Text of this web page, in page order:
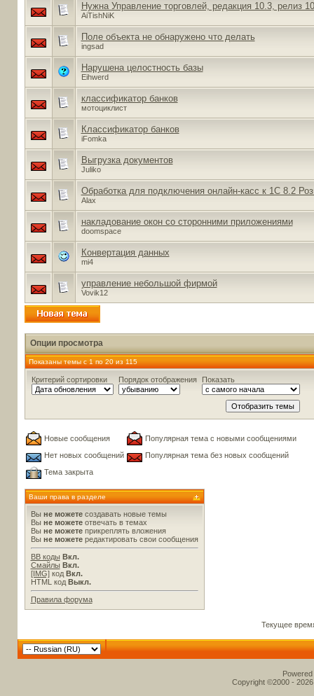
Нужна Управление торговлей, редакция 10.3, релиз
AiTishNiK
Поле объекта не обнаружено что делать
ingsad
Нарушена целостность базы
Eihwerd
классификатор банков
мотоциклист
Классификатор банков
iFomka
Выгрузка документов
Juliko
Обработка для подключения онлайн-касс к 1С 8.2
Alax
накладование окон со сторонними приложениями
doomspace
Конвертация данных
mi4
управление небольшой фирмой
Vovik12
Опции просмотра
Показаны темы с 1 по 20 из 115
Критерий сортировки Порядок отображения Показать
Новые сообщения
Популярная тема с новыми сообщениями
Нет новых сообщений
Популярная тема без новых сообщений
Тема закрыта
Ваши права в разделе
Вы не можетесоздавать новые темы
Вы не можетеотвечать в темах
Вы не можетеприкреплять вложения
Вы не можетередактировать свои сообщения
BB коды Вкл.
Смайлы Вкл.
[IMG]код Вкл.
HTML код Выкл.
Правила форума
Текущее
Copyright ©2000 -